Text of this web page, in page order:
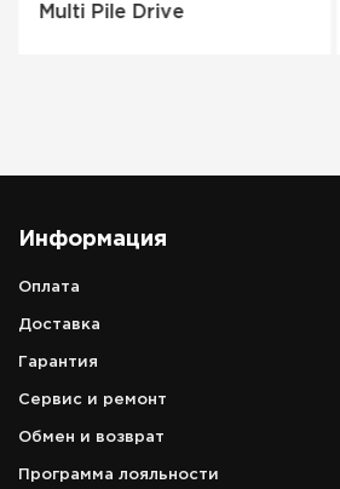
Multi Pile Drive
Информация
Оплата
Доставка
Гарантия
Сервис и ремонт
Обмен и возврат
Программа лояльности